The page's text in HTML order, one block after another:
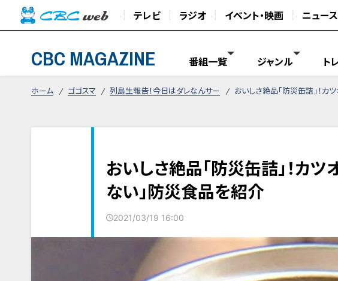
テレビ ラジオ イベント・映画 ニュース
CBC MAGAZINE 番組一覧 ジャンル ト
ホーム ゴゴスマ 列島生報告！今日はダレなんサー おいしさ絶品「防災缶詰」！カ
おいしさ絶品「防災缶詰」！カ
ない」防災食品を紹介
2021/03/19 16:00